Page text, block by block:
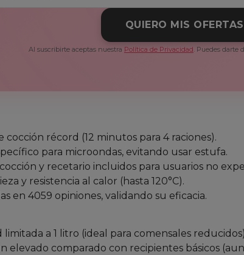
QUIERO MIS OFERTAS
Al suscribirte aceptas nuestra Política de Privacidad. Puedes darte
cocción récord (12 minutos para 4 raciones).
para microondas, evitando usar estufa.
y recetario incluidos para usuarios no
y resistencia al calor (hasta 120°C).
en 4059 opiniones, validando su eficacia.
limitada a 1 litro (ideal para comensales
elevado comparado con recipientes básicos